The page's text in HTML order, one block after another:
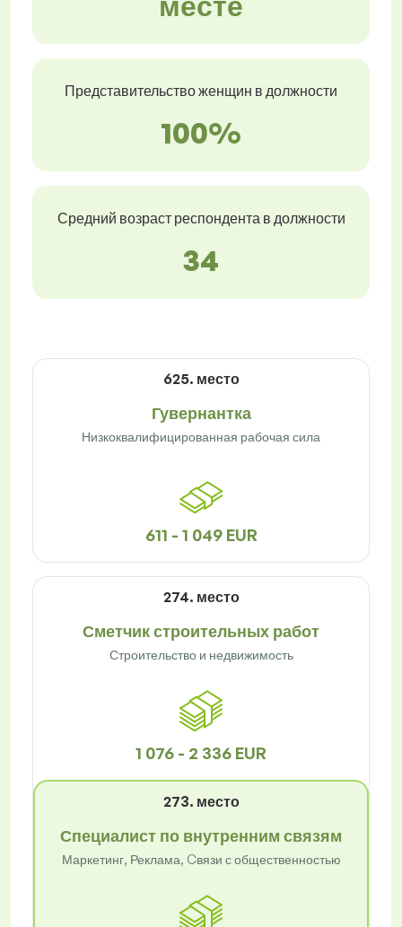
Представительство женщин в должности
100%
Средний возраст респондента в должности
34
625. место
Гувернантка
Низкоквалифицированная рабочая сила
611 - 1 049 EUR
274. место
Сметчик строительных работ
Строительство и недвижимость
1 076 - 2 336 EUR
273. место
Специалист по внутренним связям
Маркетинг, Реклама, Cвязи с общественностью